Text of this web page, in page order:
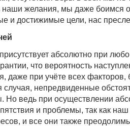
наши желания, мы даже боимся
и достижимые цели, нас
абсолютно при
что вероятность
даже при учёте всех факторов,
случая, непредвиденные
Но ведь при осуществлении
и проблемы, так как
и все они также